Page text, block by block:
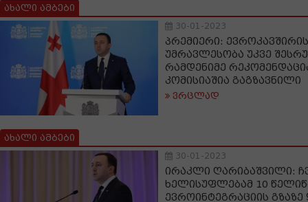
ახალი ამბები
30-01-2023
პრემიერი:
უმრავლესობა უკვე
რამდენიმე
კომისიაშია გაგზავნილი
ვრცლად
ახალი ამბები
30-01-2023
ირაკლი ღარიბაშვილი:
ხელისუფლებამ 10
ევროინტეგრაციის